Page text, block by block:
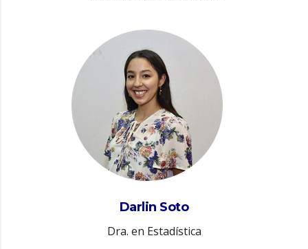
Darlin Soto
Dra. en Estadística